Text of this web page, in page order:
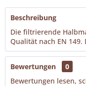
Beschreibung
Die filtrierende
Qualität nach EN 149.
Bewertungen
0
Bewertungen lesen,